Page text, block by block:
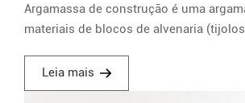
Argamassa de construção é uma
materiais de blocos de alvenaria
inorgânicos, agregados finos e água, e
aditivos.
Leia mais